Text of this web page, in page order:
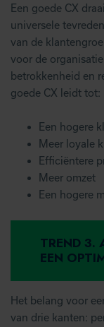
Een goede CX
universele
van de
voor de
betrokkenheid en
goede CX leidt tot:
Een hogere
Meer loyale
Efficiëntere
Meer omzet
Een hogere
TREND 3.
EEN
Het belang voor
van drie kanten: